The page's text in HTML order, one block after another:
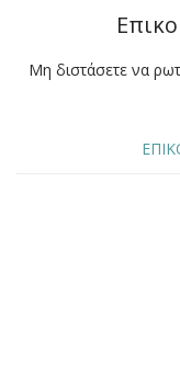
Μη διστάσετε να